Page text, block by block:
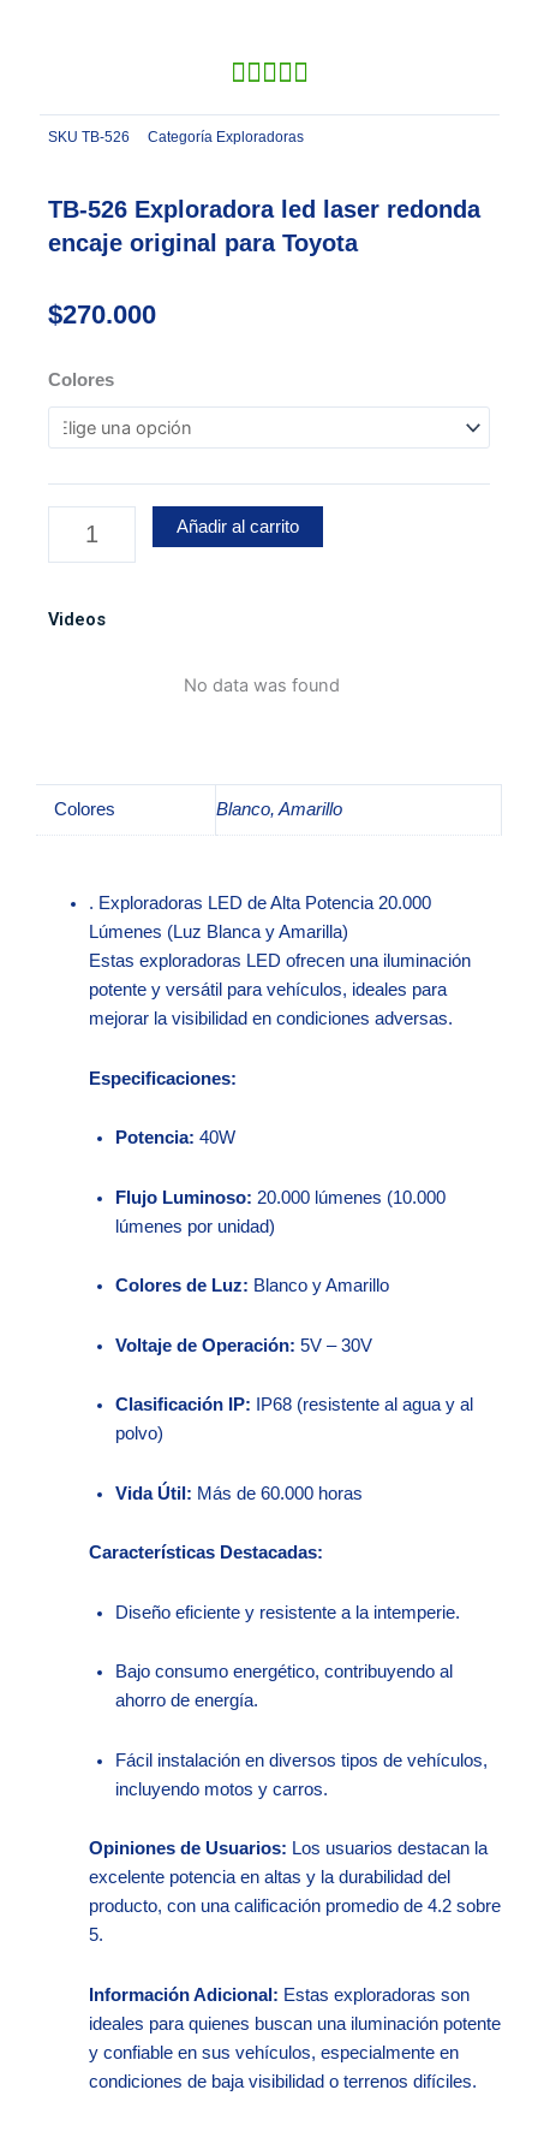
SKU TB-526 Categoría Exploradoras
TB-526 Exploradora led laser redonda
encaje original para Toyota
$270.000
Colores
TB-
526
Exploradora
laser
redonda
encaje
para
Añadir al carrito
Videos
No data was found
Colores Blanco, Amarillo
. Exploradoras LED de Alta Potencia 20.000
Lúmenes (Luz Blanca y Amarilla)
Estas exploradoras LED ofrecen una iluminación
potente y versátil para vehículos, ideales para
mejorar la visibilidad en condiciones adversas.​
Especificaciones:
Potencia: 40W
Flujo Luminoso: 20.000 lúmenes (10.000
lúmenes por unidad)
Colores de Luz: Blanco y Amarillo
Voltaje de Operación: 5V – 30V
Clasificación IP: IP68 (resistente al agua y al
polvo)
Vida Útil: Más de 60.000 horas​
Características Destacadas:
Diseño eficiente y resistente a la intemperie.
Bajo consumo energético, contribuyendo al
ahorro de energía.
Fácil instalación en diversos tipos de vehículos,
incluyendo motos y carros.​
Opiniones de Usuarios: Los usuarios destacan la
excelente potencia en altas y la durabilidad del
producto, con una calificación promedio de 4.2 sobre
5.​
Información Adicional: Estas exploradoras son
ideales para quienes buscan una iluminación potente
y confiable en sus vehículos, especialmente en
condiciones de baja visibilidad o terrenos difíciles.​